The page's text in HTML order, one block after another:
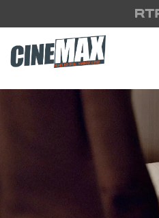
Saltar para o conteúdo principal